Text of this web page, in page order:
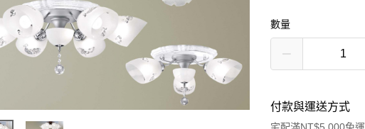
數量
付款與運送方式